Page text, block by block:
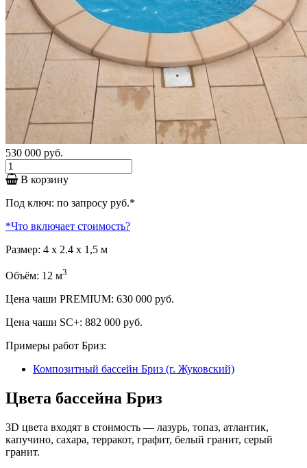
530 000 руб.
В корзину
Под ключ: по запросу руб.*
*Что включает стоимость?
Размер: 4 х 2.4 x 1,5 м
Объём: 12 м3
Цена чаши PREMIUM: 630 000 руб.
Цена чаши SC+: 882 000 руб.
Примеры работ Бриз:
Композитный бассейн Бриз (г. Жуковский)
Цвета бассейна Бриз
3D цвета входят в стоимость — лазурь, топаз, атлантик,
капучино, сахара, терракот, графит, белый гранит, серый
гранит.